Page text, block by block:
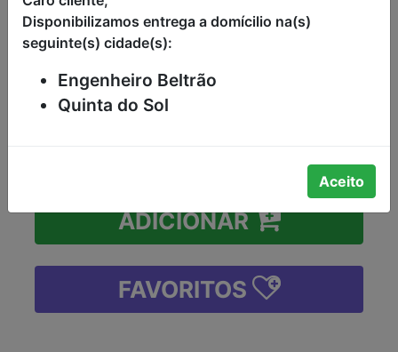
CARNE SUÍNA BISTECA DA COPA
CONGELADA KG
R$14,98
ADICIONAR
FAVORITOS
Disponibilizamos entrega a domícilio na(s)
seguinte(s) cidade(s):
Engenheiro Beltrão
Quinta do Sol
Aceito